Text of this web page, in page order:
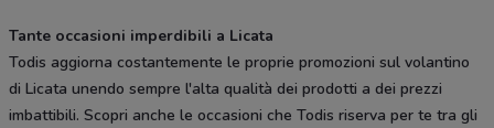
Tante occasioni imperdibili a Licata
Todis aggiorna costantemente le proprie promozioni sul volantino
di Licata unendo sempre l'alta qualità dei prodotti a dei prezzi
imbattibili. Scopri anche le occasioni che Todis riserva per te tra gli